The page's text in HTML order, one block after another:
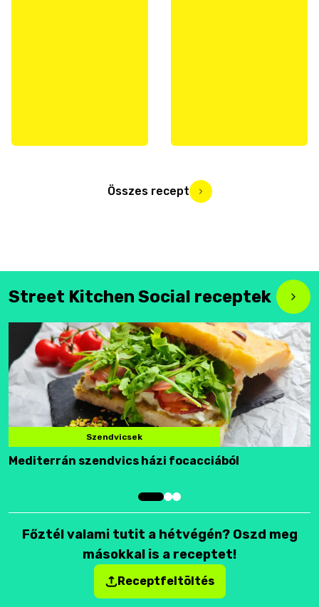
Összes recept
Street Kitchen Social receptek
Szendvicsek
Mediterrán szendvics házi focacciából
Főztél valami tutit a hétvégén? Oszd meg
másokkal is a receptet!
Receptfeltöltés